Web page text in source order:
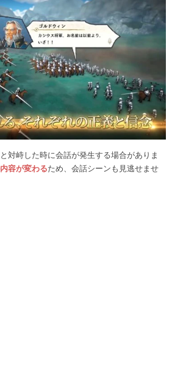
対峙した時に会話が発生する場合がありま
容が変わるため、会話シーンも見逃せませ